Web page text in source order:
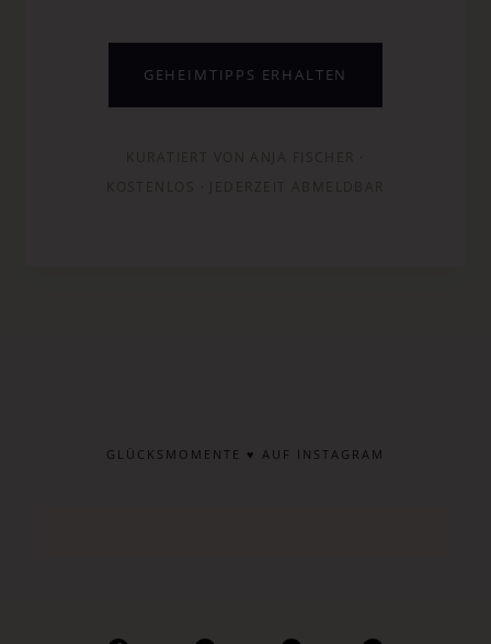
GEHEIMTIPPS ERHALTEN
GLÜCKSMOMENTE ♥ AUF INSTAGRAM